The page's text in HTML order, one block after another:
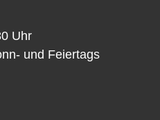
Uhr
und Feiertags